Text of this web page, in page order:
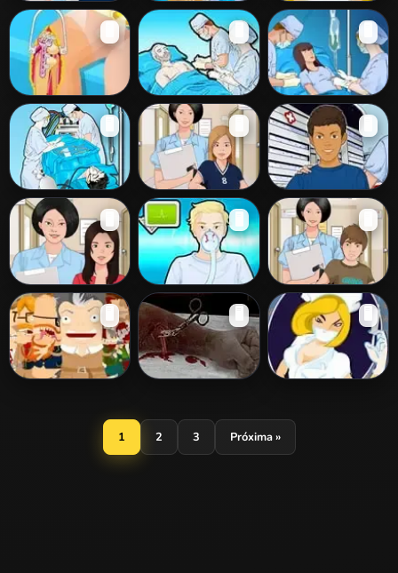
Operate Now!
Dental Implant
Operate Now!
Epilepsy Surgery
Plastic Surgery
Barbie Knee
Surgery
Operate Now!
Pacemaker
Surgery
Operate Now!
Brain Surgery
Operate Now!
Heart Surgery
Operate Now!
Skin Surgery
Leg Surgery
Operate Now!
Nose Surgery
Operate Now!
Tonsil Surgery
Operate Now!
Knee Surgery
1 2 3 Próxima »